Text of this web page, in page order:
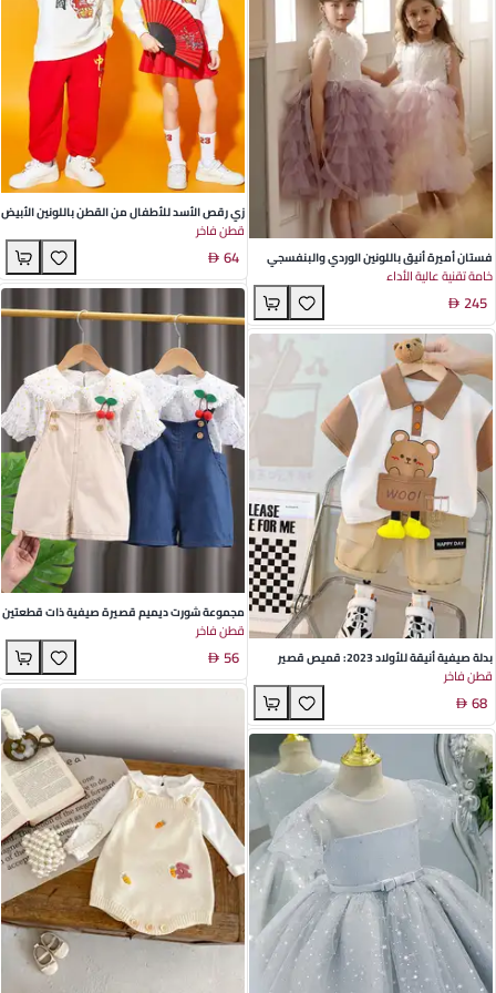
فستان أميرة أنيق باللونين الوردي والبنفسجي
للفتيات مصنوع من البوليستر الناعم مثالي
لحفلات عيد الميلاد والمناسبات الخاصة
خامة تقنية عالية الأداء
245
بدلة صيفية أنيقة للأولاد 2023: قميص قصير
الأكمام لطيف, ثوب من قطعتين من القطن
الأخضر والأصفر مع تصميم كرتوني, مثالي
للمناسبات العادية والمرحة
قطن فاخر
68
زي رقص الأسد للأطفال من القطن باللونين الأبيض
والأحمر مع إكسسوارات تقليدية - مثالي للعروض
في فصل الخريف
قطن فاخر
64
مجموعة شورت ديميم قصيرة صيفية ذات قطعتين
للبنات مع طبعة كرتونية - مثالية لمواعيد اللعب
والأنشطة الخارجية
قطن فاخر
56